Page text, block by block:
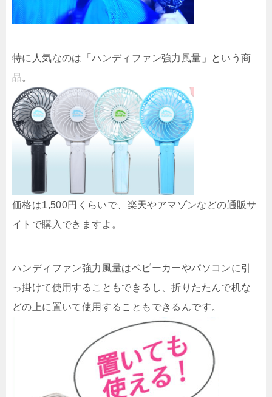
特に人気なのは「ハンディファン強力風量」という商
品。
価格は1,500円くらいで、楽天やアマゾンなどの通販サ
イトで購入できますよ。
ハンディファン強力風量はベビーカーやパソコンに引
っ掛けて使用することもできるし、折りたたんで机な
どの上に置いて使用することもできるんです。